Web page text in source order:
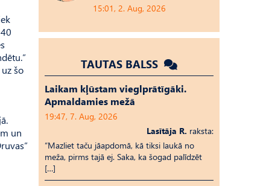
šo
un
15:01, 2. Aug, 2026
TAUTAS BALSS
Laikam kļūstam vieglprātīgāki.
Apmaldamies mežā
19:47, 7. Aug, 2026
Lasītāja R. raksta:
“Mazliet taču jāapdomā, kā tiksi laukā no
meža, pirms tajā ej. Saka, ka šogad palīdzēt
[…]